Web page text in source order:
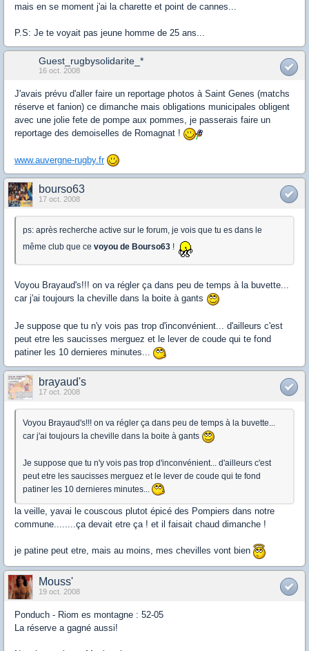
mais en se moment j'ai la charette et point de cannes...
P.S: Je te voyait pas jeune homme de 25 ans...
Guest_rugbysolidarite_*
16 oct. 2008
J'avais prévu d'aller faire un reportage photos à Saint Genes (matchs
réserve et fanion) ce dimanche mais obligations municipales obligent
avec une jolie fete de pompe aux pommes, je passerais faire un
reportage des demoiselles de Romagnat !
www.auvergne-rugby.fr
bourso63
17 oct. 2008
ps: après recherche active sur le forum, je vois que tu es dans le
même club que ce voyou de Bourso63 !
Voyou Brayaud's!!! on va régler ça dans peu de temps à la buvette...
car j'ai toujours la cheville dans la boite à gants
Je suppose que tu n'y vois pas trop d'inconvénient... d'ailleurs c'est
peut etre les saucisses merguez et le lever de coude qui te fond
patiner les 10 dernieres minutes...
brayaud's
17 oct. 2008
Voyou Brayaud's!!! on va régler ça dans peu de temps à la buvette...
car j'ai toujours la cheville dans la boite à gants
Je suppose que tu n'y vois pas trop d'inconvénient... d'ailleurs c'est
peut etre les saucisses merguez et le lever de coude qui te fond
patiner les 10 dernieres minutes...
la veille, yavai le couscous plutot épicé des Pompiers dans notre
commune........ça devait etre ça ! et il faisait chaud dimanche !
je patine peut etre, mais au moins, mes chevilles vont bien
Mouss'
19 oct. 2008
Ponduch - Riom es montagne : 52-05
La réserve a gagné aussi!